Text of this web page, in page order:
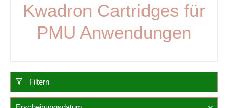
Kwadron Cartridges für
PMU Anwendungen
Filtern